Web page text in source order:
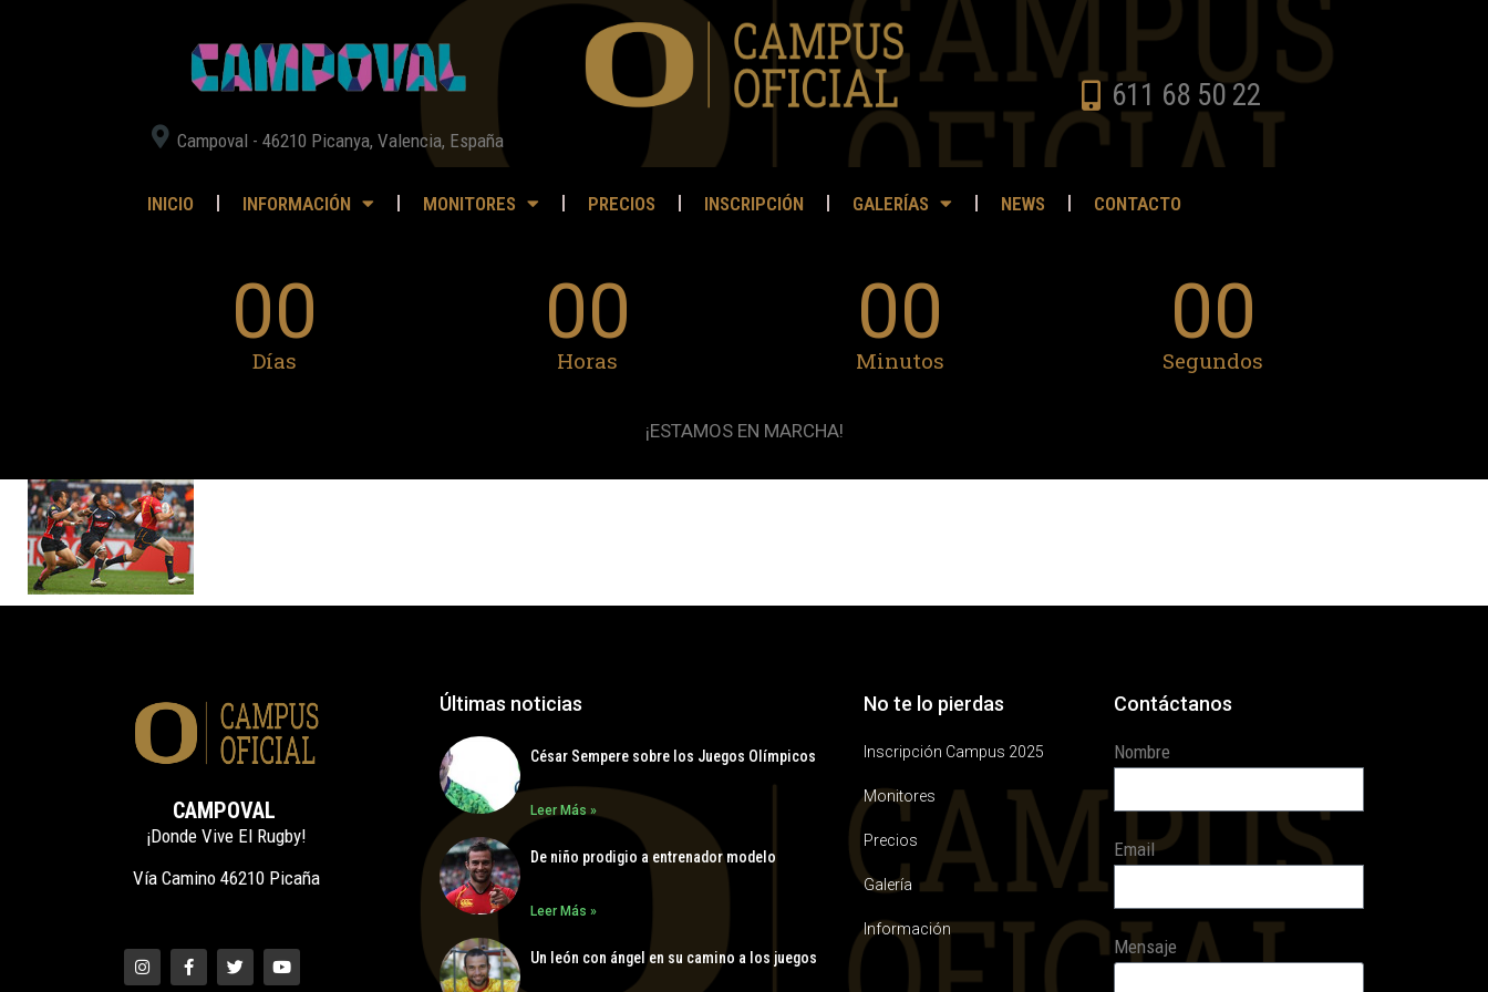
Campoval - 46210 Picanya, Valencia, España
611 68 50 22
INICIO INFORMACIÓN MONITORES PRECIOS INSCRIPCIÓN GALERÍAS NEWS CONTACTO
00
Días
00
Horas
00
Minutos
00
Segundos
¡ESTAMOS EN MARCHA!
CAMPOVAL
¡Donde Vive El Rugby!
Vía Camino 46210 Picaña
Últimas noticias
César Sempere sobre los Juegos Olímpicos
Leer Más »
De niño prodigio a entrenador modelo
Leer Más »
Un león con ángel en su camino a los juegos
No te lo pierdas
Inscripción Campus 2025
Monitores
Precios
Galería
Información
Contáctanos
Nombre
Email
Mensaje